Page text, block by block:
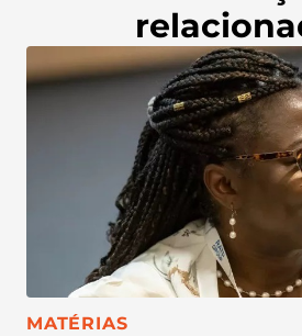
CATEGORIA:
MATÉRIAS